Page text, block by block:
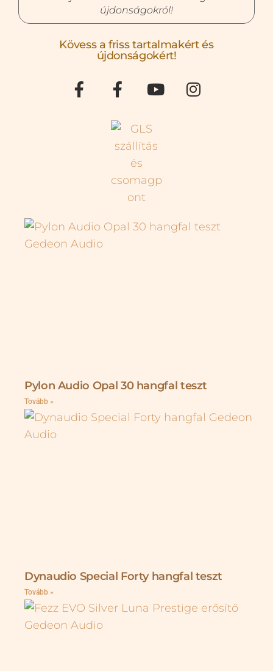
újdonságokról!
Kövess a friss tartalmakért és
újdonságokért!
Pylon Audio Opal 30 hangfal teszt
Tovább »
Dynaudio Special Forty hangfal teszt
Tovább »